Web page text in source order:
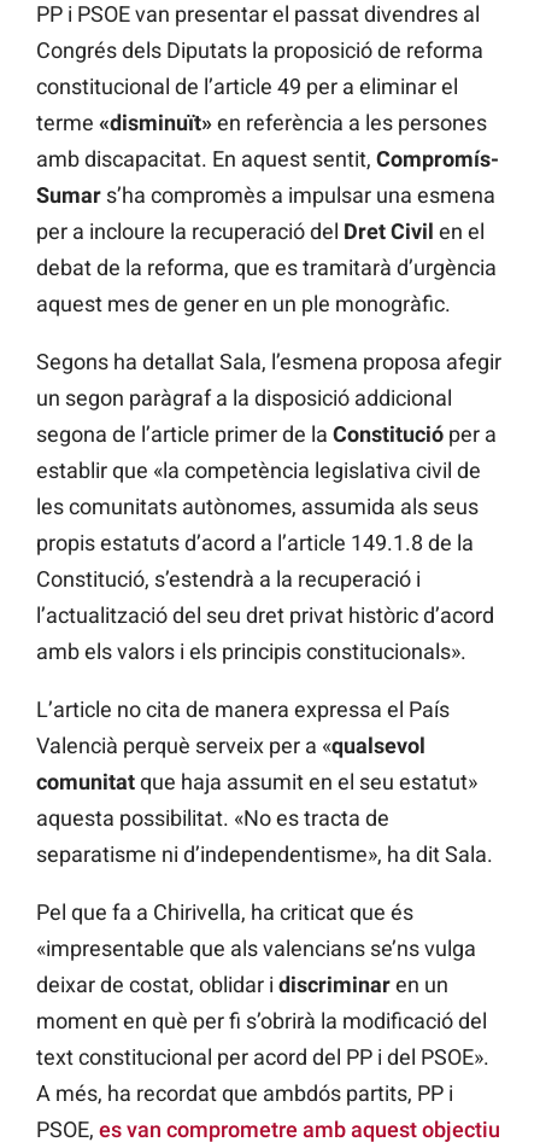
PP i PSOE van presentar el passat divendres al
Congrés dels Diputats la proposició de reforma
constitucional de l’article 49 per a eliminar el
terme «disminuït»en referència a les persones
amb discapacitat. En aquest sentit, Compromís-
Sumar s’ha compromès a impulsar una esmena
per a incloure la recuperació del Dret Civil en el
debat de la reforma, que es tramitarà d’urgència
aquest mes de gener en un ple monogràfic.
Segons ha detallat Sala, l’esmena proposa afegir
un segon paràgraf a la disposició addicional
segona de l’article primer de la Constitució per a
establir que «la competència legislativa civil de
les comunitats autònomes, assumida als seus
propis estatuts d’acord a l’article 149.1.8 de la
Constitució, s’estendrà a la recuperació i
l’actualització del seu dret privat històric d’acord
amb els valors i els principis constitucionals».
L’article no cita de manera expressa el País
Valencià perquè serveix per a «qualsevol
comunitatque haja assumit en el seu estatut»
aquesta possibilitat. «No es tracta de
separatisme ni d’independentisme», ha dit Sala.
Pel que fa a Chirivella, ha criticat que és
«impresentable que als valencians se’ns vulga
deixar de costat, oblidar i discriminaren un
moment en què per fi s’obrirà la modificació del
text constitucional per acord del PP i del PSOE».
A més, ha recordat que ambdós partits, PP i
PSOE, es van comprometre amb aquest objectiu